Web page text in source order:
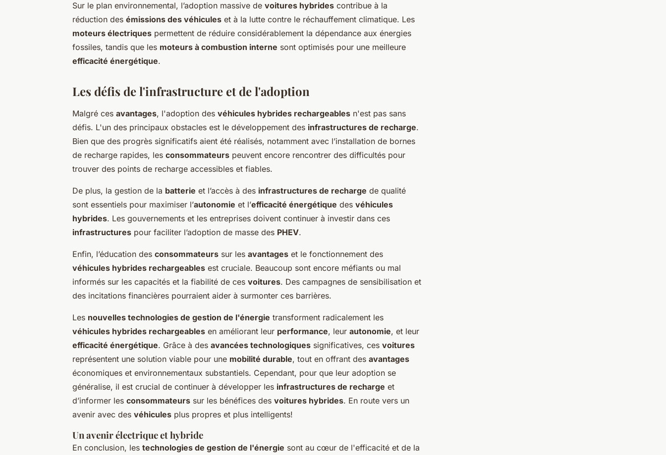
Sur le plan environnemental, l’adoption massive de voitures hybrides contribue à la
réduction des émissions des véhicules et à la lutte contre le réchauffement climatique. Les
moteurs électriques permettent de réduire considérablement la dépendance aux énergies
fossiles, tandis que les moteurs à combustion interne sont optimisés pour une meilleure
efficacité énergétique.
Les défis de l'infrastructure et de l'adoption
Malgré ces avantages, l'adoption des véhicules hybrides rechargeables n'est pas sans
défis. L'un des principaux obstacles est le développement des infrastructures de recharge.
Bien que des progrès significatifs aient été réalisés, notamment avec l’installation de bornes
de recharge rapides, les consommateurs peuvent encore rencontrer des difficultés pour
trouver des points de recharge accessibles et fiables.
De plus, la gestion de la batterie et l’accès à des infrastructures de recharge de qualité
sont essentiels pour maximiser l’autonomie et l’efficacité énergétique des véhicules
hybrides. Les gouvernements et les entreprises doivent continuer à investir dans ces
infrastructures pour faciliter l’adoption de masse des PHEV.
Enfin, l’éducation des consommateurs sur les avantages et le fonctionnement des
véhicules hybrides rechargeables est cruciale. Beaucoup sont encore méfiants ou mal
informés sur les capacités et la fiabilité de ces voitures. Des campagnes de sensibilisation et
des incitations financières pourraient aider à surmonter ces barrières.
Les nouvelles technologies de gestion de l'énergie transforment radicalement les
véhicules hybrides rechargeables en améliorant leur performance, leur autonomie, et leur
efficacité énergétique. Grâce à des avancées technologiques significatives, ces voitures
représentent une solution viable pour une mobilité durable, tout en offrant des avantages
économiques et environnementaux substantiels. Cependant, pour que leur adoption se
généralise, il est crucial de continuer à développer les infrastructures de recharge et
d’informer les consommateurs sur les bénéfices des voitures hybrides. En route vers un
avenir avec des véhicules plus propres et plus intelligents!
Un avenir électrique et hybride
En conclusion, les technologies de gestion de l'énergie sont au cœur de l'efficacité et de la